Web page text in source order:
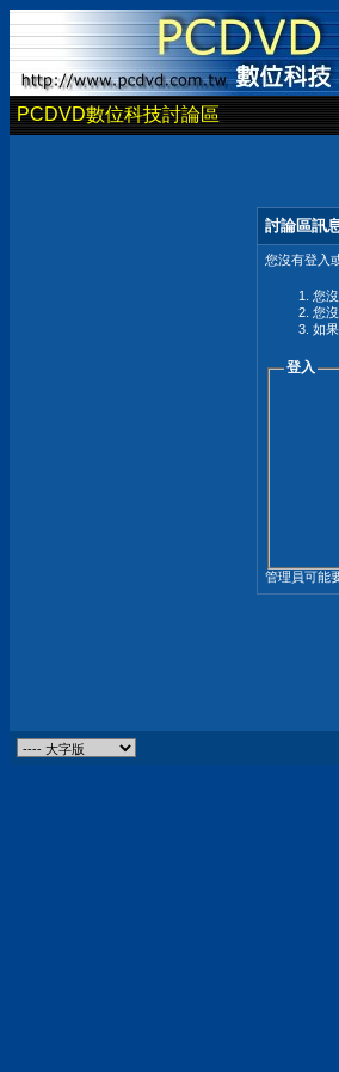
PCDVD數位科技討論區
討論區訊
您沒有登入
您
您
如
登入
管理員可能